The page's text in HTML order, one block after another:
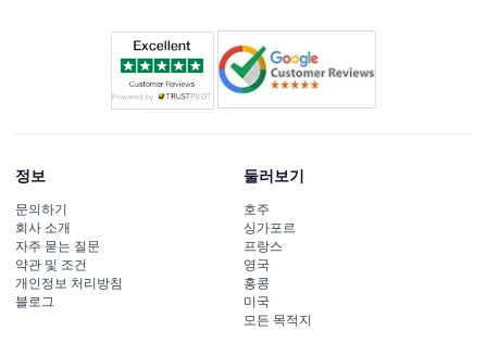
정보
문의하기
회사 소개
자주 묻는 질문
약관 및 조건
개인정보 처리방침
블로그
둘러보기
호주
싱가포르
프랑스
영국
홍콩
미국
모든 목적지